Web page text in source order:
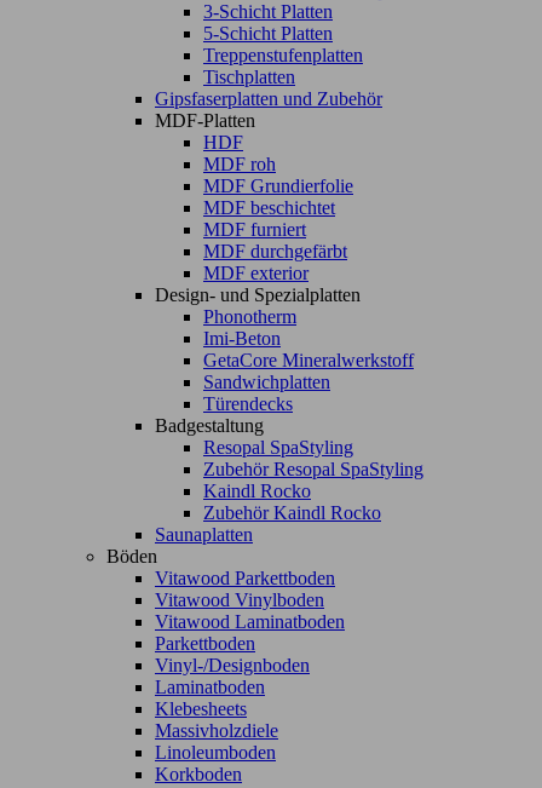
3-Schicht Platten
5-Schicht Platten
Treppenstufenplatten
Tischplatten
Gipsfaserplatten und Zubehör
MDF-Platten
HDF
MDF roh
MDF Grundierfolie
MDF beschichtet
MDF furniert
MDF durchgefärbt
MDF exterior
Design- und Spezialplatten
Phonotherm
Imi-Beton
GetaCore Mineralwerkstoff
Sandwichplatten
Türendecks
Badgestaltung
Resopal SpaStyling
Zubehör Resopal SpaStyling
Kaindl Rocko
Zubehör Kaindl Rocko
Saunaplatten
Böden
Vitawood Parkettboden
Vitawood Vinylboden
Vitawood Laminatboden
Parkettboden
Vinyl-/Designboden
Laminatboden
Klebesheets
Massivholzdiele
Linoleumboden
Korkboden